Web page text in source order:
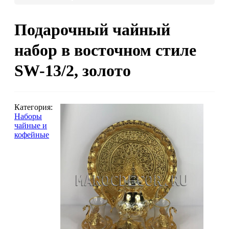
Люстры марокканские
Люстры из мозаики
Бра
Марокканские
Марокканские светильники
Бра из мозаики
Бра со стеклом
Настольные лампы
Марокканские
Подарочный чайный
набор в восточном стиле
SW-13/2, золото
Категория:
Наборы
чайные и
кофейные